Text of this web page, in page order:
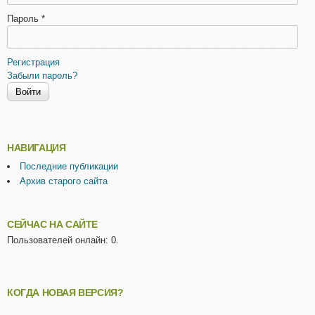
Пароль *
Регистрация
Забыли пароль?
НАВИГАЦИЯ
Последние публикации
Архив старого сайта
СЕЙЧАС НА САЙТЕ
Пользователей онлайн: 0.
КОГДА НОВАЯ ВЕРСИЯ?